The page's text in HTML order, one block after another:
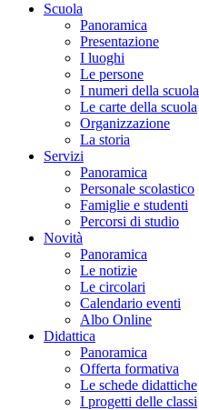
Scuola
Panoramica
Presentazione
I luoghi
Le persone
I numeri della scuola
Le carte della scuola
Organizzazione
La storia
Servizi
Panoramica
Personale scolastico
Famiglie e studenti
Percorsi di studio
Novità
Panoramica
Le notizie
Le circolari
Calendario eventi
Albo Online
Didattica
Panoramica
Offerta formativa
Le schede didattiche
I progetti delle classi